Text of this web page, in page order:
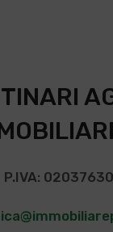
P.IVA: